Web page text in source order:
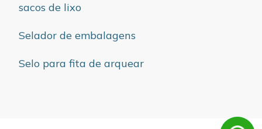
sacos de lixo
Selador de embalagens
Selo para fita de arquear